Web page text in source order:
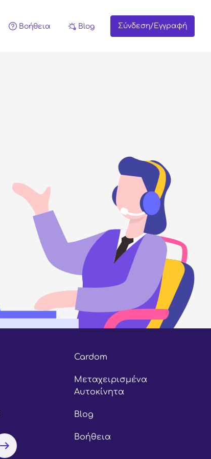
Βοήθεια Blog Σύνδεση/Εγγραφή
Cardom
Μεταχειρισμένα
Αυτοκίνητα
Blog
Βοήθεια